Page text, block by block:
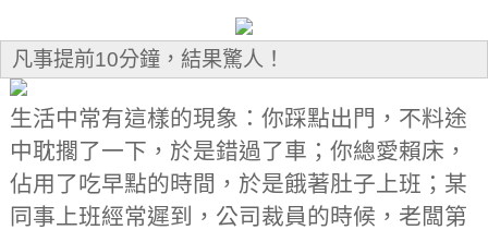
凡事提前10分鐘，結果驚人！
生活中常有這樣的現象：你踩點出門，不料途
中耽擱了一下，於是錯過了車；你總愛賴床，
佔用了吃早點的時間，於是餓著肚子上班；某
同事上班經常遲到，公司裁員的時候，老闆第